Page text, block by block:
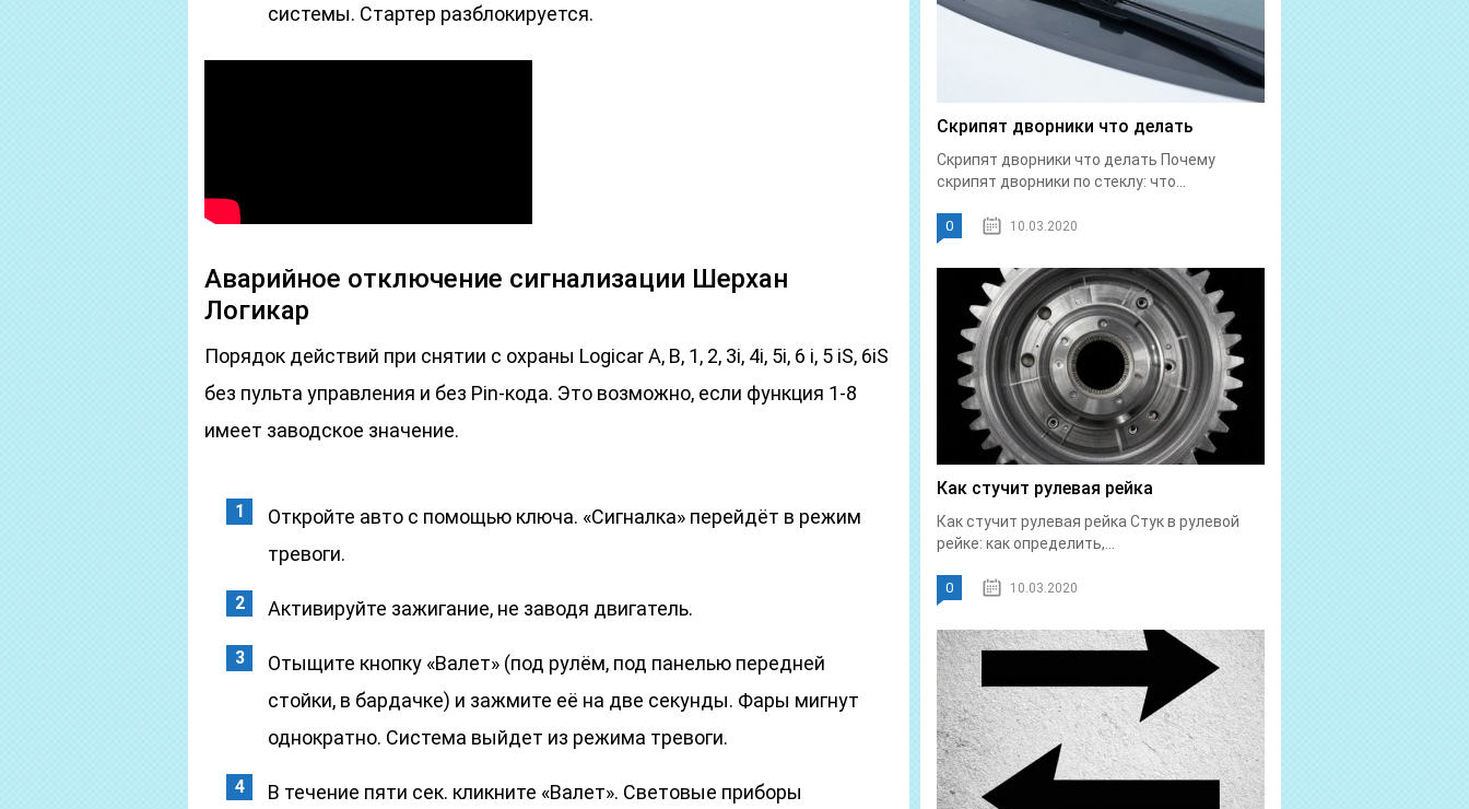
системы. Стартер разблокируется.
Аварийное отключение сигнализации Шерхан
Логикар
Порядок действий при снятии с охраны Logicar A, B, 1, 2, 3i, 4i, 5i, 6 i, 5 iS, 6iS
без пульта управления и без Pin-кода. Это возможно, если функция 1-8
имеет заводское значение.
Откройте авто с помощью ключа. «Сигналка» перейдёт в режим
тревоги.
Активируйте зажигание, не заводя двигатель.
Отыщите кнопку «Валет» (под рулём, под панелью передней
стойки, в бардачке) и зажмите её на две секунды. Фары мигнут
однократно. Система выйдет из режима тревоги.
В течение пяти сек. кликните «Валет». Световые приборы
Скрипят дворники что делать
Скрипят дворники что делать Почему
скрипят дворники по стеклу: что...
0 10.03.2020
Как стучит рулевая рейка
Как стучит рулевая рейка Стук в рулевой
рейке: как определить,...
0 10.03.2020